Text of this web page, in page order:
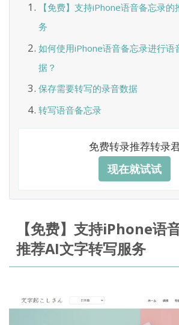
【免费】支持iPhone语音备忘录
务
如何使用iPhone语音备忘录进行语
据？
保存需要转写的录音数据
转写语音备忘录
免费转录推荐转录
现在就试试
【免费】支持iPhone语
推荐AI文字转写服务